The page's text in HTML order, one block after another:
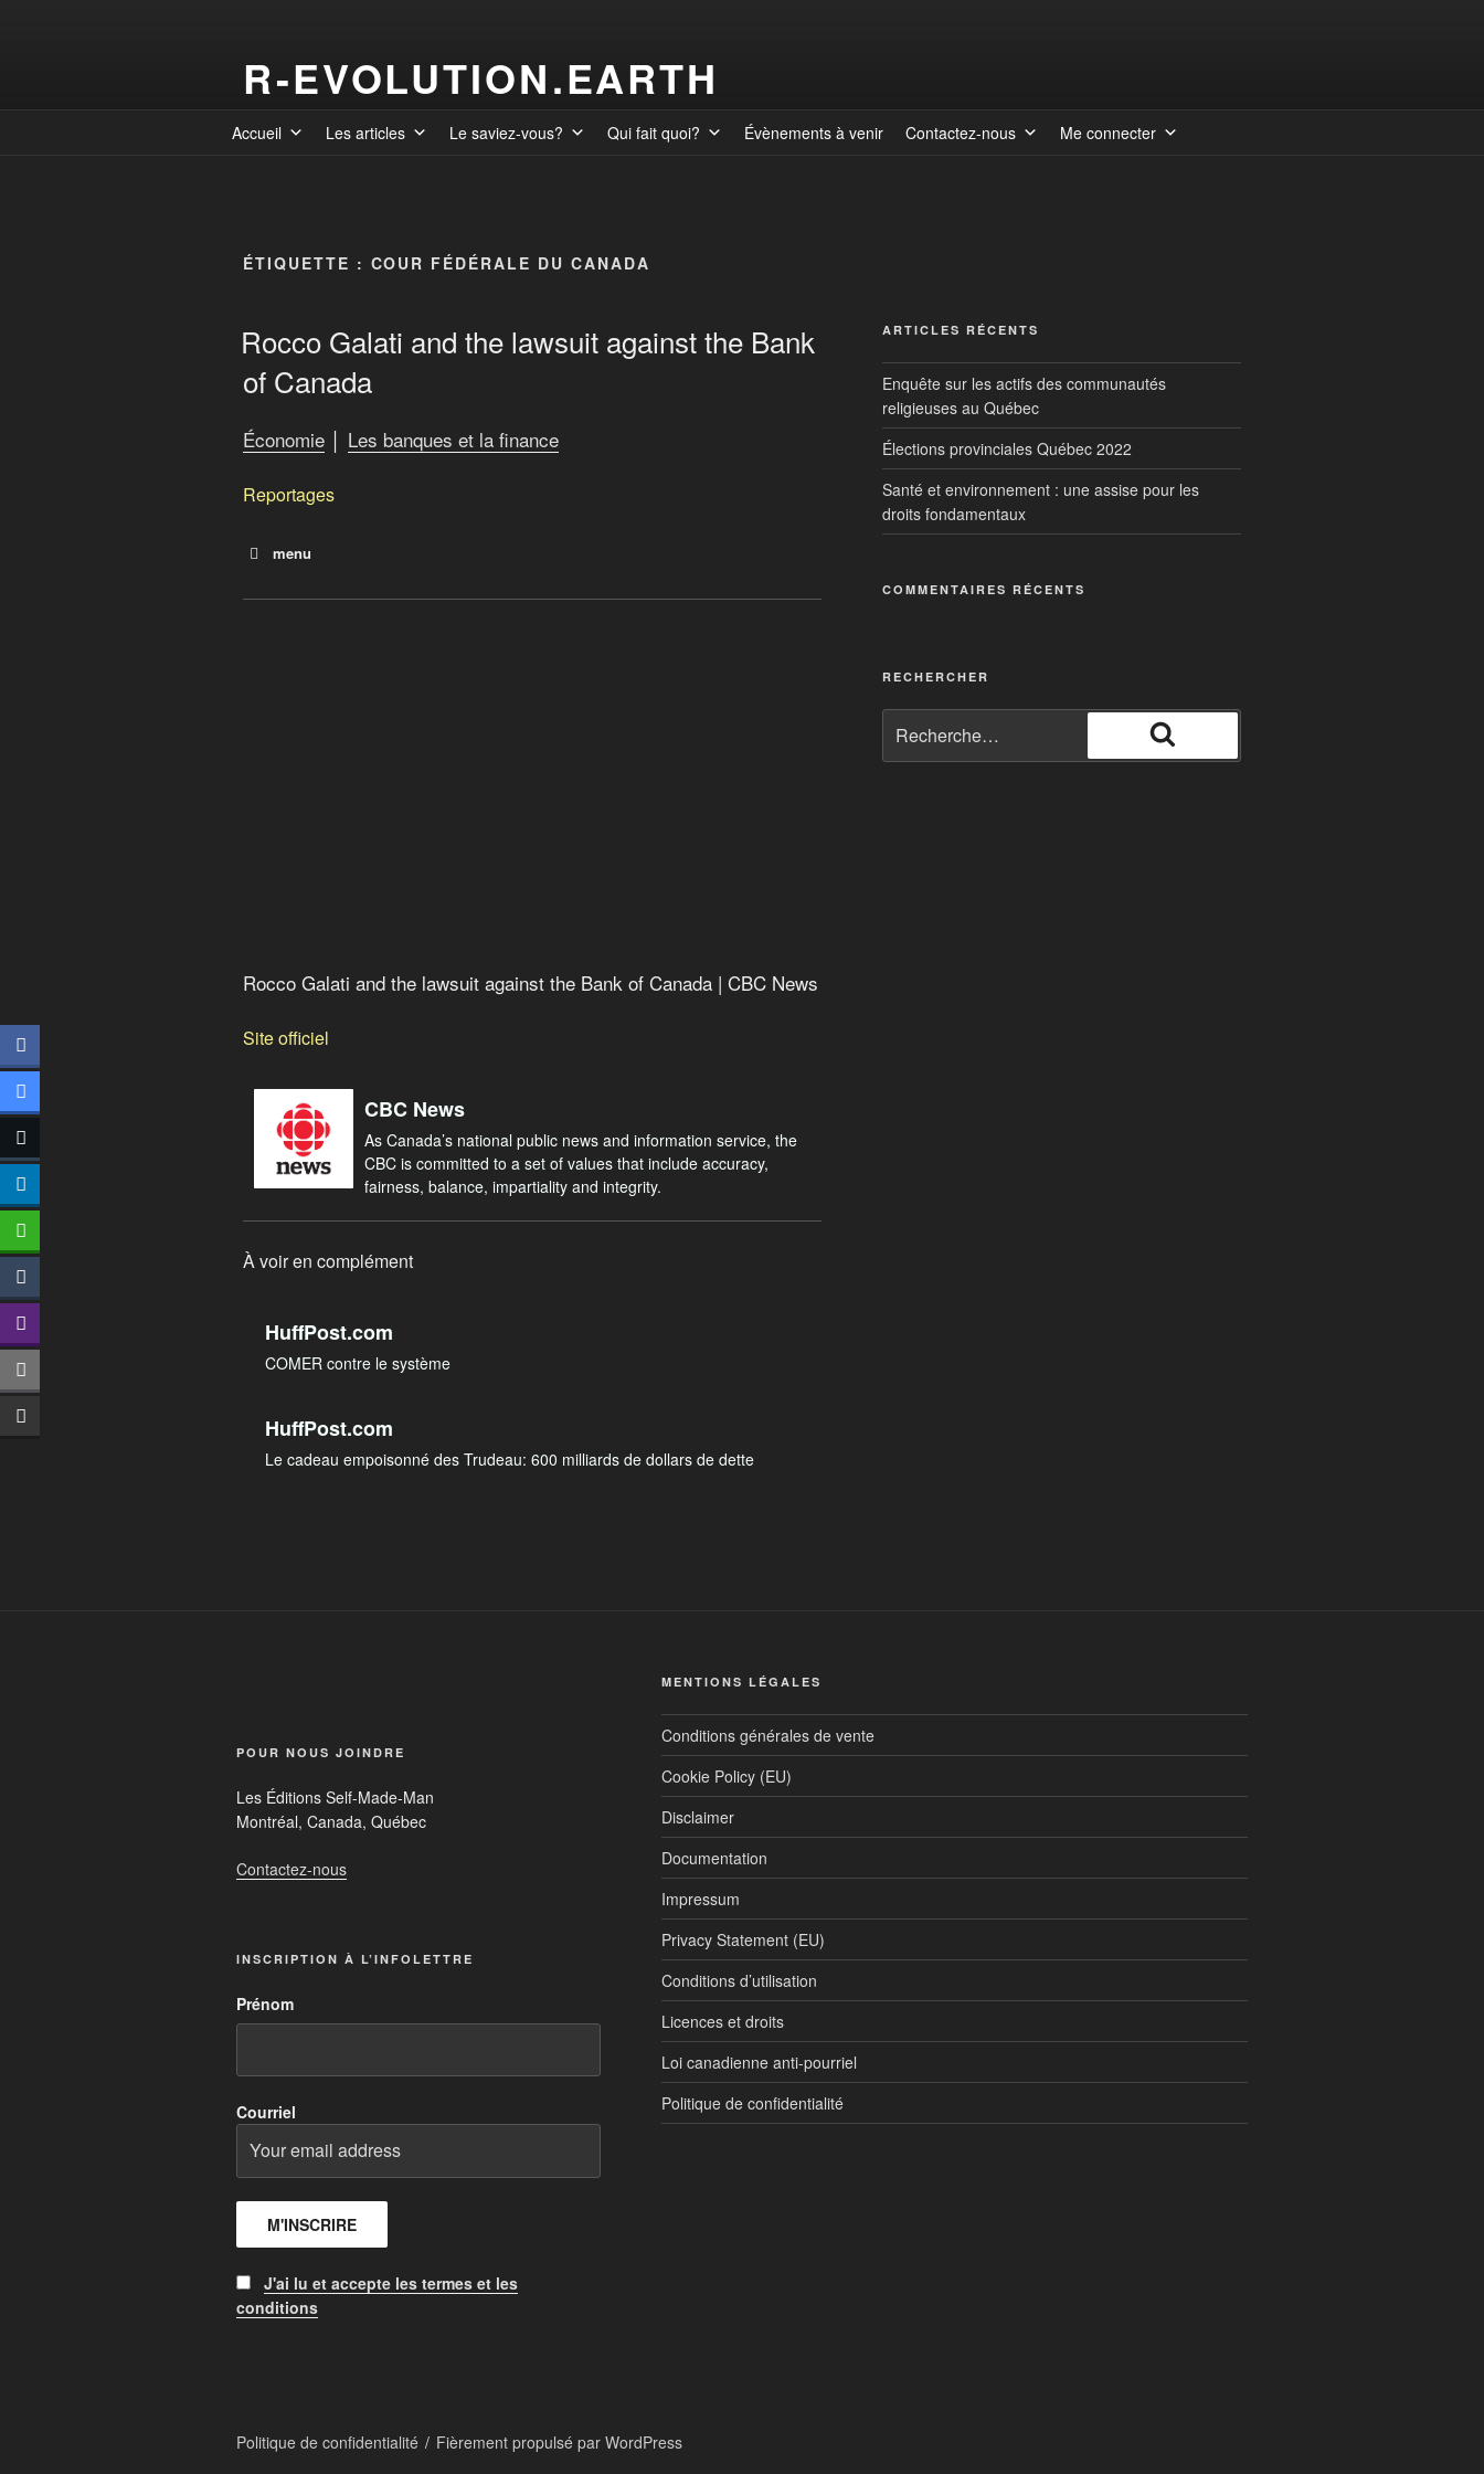
R-EVOLUTION.EARTH
Accueil Les articles Le saviez-vous? Qui fait quoi? Évènements à venir Contactez-nous Me connecter
ÉTIQUETTE : COUR FÉDÉRALE DU CANADA
Rocco Galati and the lawsuit against the Bank
of Canada
Économie │ Les banques et la finance
Reportages
menu
Rocco Galati and the lawsuit against the Bank of Canada | CBC News
Site officiel
CBC News
As Canada’s national public news and information service, the
CBC is committed to a set of values that include accuracy,
fairness, balance, impartiality and integrity.
À voir en complément
HuffPost.com
COMER contre le système
HuffPost.com
Le cadeau empoisonné des Trudeau: 600 milliards de dollars de dette
ARTICLES RÉCENTS
Enquête sur les actifs des communautés
religieuses au Québec
Élections provinciales Québec 2022
Santé et environnement : une assise pour les
droits fondamentaux
COMMENTAIRES RÉCENTS
RECHERCHER
POUR NOUS JOINDRE
Les Éditions Self-Made-Man
Montréal, Canada, Québec
Contactez-nous
INSCRIPTION À L’INFOLETTRE
Prénom
Courriel
J'ai lu et accepte les termes et les
conditions
MENTIONS LÉGALES
Conditions générales de vente
Cookie Policy (EU)
Disclaimer
Documentation
Impressum
Privacy Statement (EU)
Conditions d’utilisation
Licences et droits
Loi canadienne anti-pourriel
Politique de confidentialité
Politique de confidentialité Fièrement propulsé par WordPress